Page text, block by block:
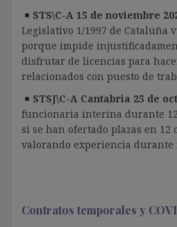
STS\C-A 15 de noviembre
Legislativo 1/1997 de Cataluña
porque impide
disfrutar de licencias para
relacionados con puesto de
STSJ\C-A Cantabria 25 de
funcionaria interina durante 12
si se han ofertado plazas en 12
valorando experiencia
Contratos temporales y